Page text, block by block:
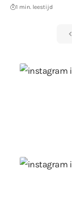
1 min. leestijd